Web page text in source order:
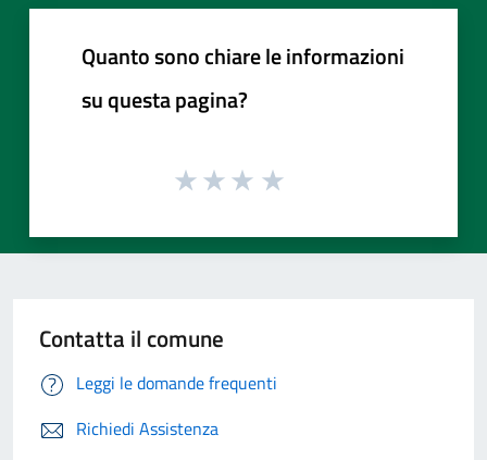
Quanto sono chiare le informazioni
su questa pagina?
Contatta il comune
Leggi le domande frequenti
Richiedi Assistenza